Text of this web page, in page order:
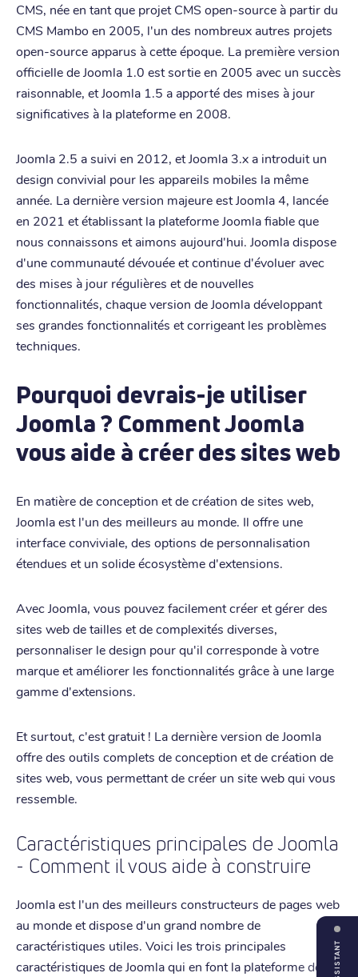
CMS, née en tant que projet CMS open-source à partir du
CMS Mambo en 2005, l'un des nombreux autres projets
open-source apparus à cette époque. La première version
officielle de Joomla 1.0 est sortie en 2005 avec un succès
raisonnable, et Joomla 1.5 a apporté des mises à jour
significatives à la plateforme en 2008.
Joomla 2.5 a suivi en 2012, et Joomla 3.x a introduit un
design convivial pour les appareils mobiles la même
année. La dernière version majeure est Joomla 4, lancée
en 2021 et établissant la plateforme Joomla fiable que
nous connaissons et aimons aujourd'hui. Joomla dispose
d'une communauté dévouée et continue d'évoluer avec
des mises à jour régulières et de nouvelles
fonctionnalités, chaque version de Joomla développant
ses grandes fonctionnalités et corrigeant les problèmes
techniques.
Pourquoi devrais-je utiliser
Joomla ? Comment Joomla
vous aide à créer des sites web
En matière de conception et de création de sites web,
Joomla est l'un des meilleurs au monde. Il offre une
interface conviviale, des options de personnalisation
étendues et un solide écosystème d'extensions.
Avec Joomla, vous pouvez facilement créer et gérer des
sites web de tailles et de complexités diverses,
personnaliser le design pour qu'il corresponde à votre
marque et améliorer les fonctionnalités grâce à une large
gamme d'extensions.
Et surtout, c'est gratuit ! La dernière version de Joomla
offre des outils complets de conception et de création de
sites web, vous permettant de créer un site web qui vous
ressemble.
Caractéristiques principales de Joomla
- Comment il vous aide à construire
Joomla est l'un des meilleurs constructeurs de pages web
au monde et dispose d'un grand nombre de
caractéristiques utiles. Voici les trois principales
caractéristiques de Joomla qui en font la plateforme de
ASSISTANT